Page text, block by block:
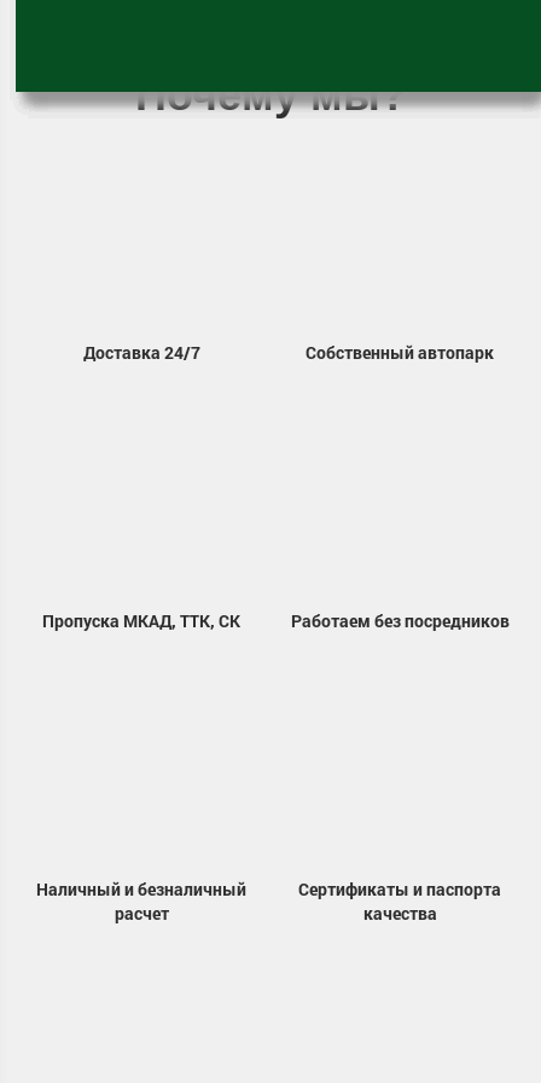
Почему мы?
Доставка 24/7 Собственный автопарк
Пропуска МКАД, ТТК, СК Работаем без посредников
Наличный и безналичный
расчет
Сертификаты и паспорта
качества